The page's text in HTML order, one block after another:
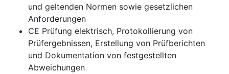
und geltenden Normen sowie gesetzlichen
Anforderungen
CE Prüfung elektrisch, Protokollierung von
Prüfergebnissen, Erstellung von Prüfberichten
und Dokumentation von festgestellten
Abweichungen